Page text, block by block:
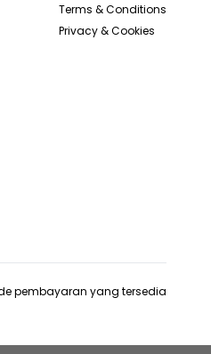
Terms & Conditions
Privacy & Cookies
pembayaran yang tersedia